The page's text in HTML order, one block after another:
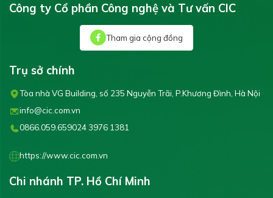
Công ty Cổ phần Công nghệ và Tư vấn CIC
Tham gia cộng đồng
Trụ sở chính
Tòa nhà VG Building, số 235 Nguyễn Trãi, P.Khương Đình, Hà Nội
info@cic.com.vn
0866.059.659024 3976 1381
https://www.cic.com.vn
Chi nhánh TP. Hồ Chí Minh